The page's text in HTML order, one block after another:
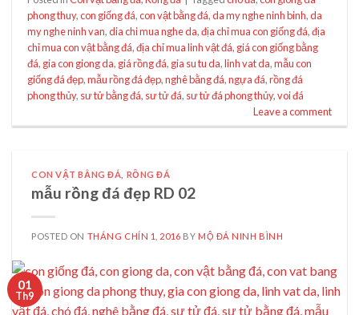
phong thuy,con giống đá,con vật bằng đá,da my nghe ninh binh,da
my nghe ninh van,dia chi mua nghe da,địa chỉ mua con giống đá,địa
chỉ mua con vật bằng đá,địa chỉ mua linh vật đá, giá con giống bằng
đá, gia con giong da, giá rồng đá, gia su tu da,linh vat da,mẫu con
giống đá đẹp,mẫu rồng đá đẹp,nghê bằng đá,ngựa đá,rồng đá
phong thủy, sư tử bằng đá, sư tử đá, sư tử đá phong thủy,voi đá
Leave a comment
CON VẬT BẰNG ĐÁ RỒNG ĐÁ
mẫu rồng đá đẹp RD 02
POSTED ON THÁNG CHÍN 1, 2016 BY MỘ ĐÁ NINH BÌNH
01
Th9